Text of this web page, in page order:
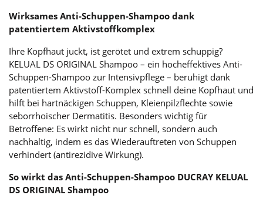
Wirksames Anti-Schuppen-Shampoo dank
patentiertem Aktivstoffkomplex
Ihre Kopfhaut juckt, ist gerötet und extrem schuppig?
KELUAL DS ORIGINAL Shampoo – ein hocheffektives Anti-
Schuppen-Shampoo zur Intensivpflege – beruhigt dank
patentiertem Aktivstoff-Komplex schnell deine Kopfhaut und
hilft bei hartnäckigen Schuppen, Kleienpilzflechte sowie
seborrhoischer Dermatitis. Besonders wichtig für
Betroffene: Es wirkt nicht nur schnell, sondern auch
nachhaltig, indem es das Wiederauftreten von Schuppen
verhindert (antirezidive Wirkung).
So wirkt das Anti-Schuppen-Shampoo DUCRAY KELUAL
DS ORIGINAL Shampoo